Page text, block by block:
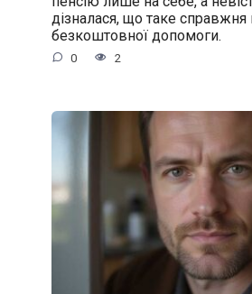
дізналася, що таке справжня
безкоштовної допомоги.
0 2